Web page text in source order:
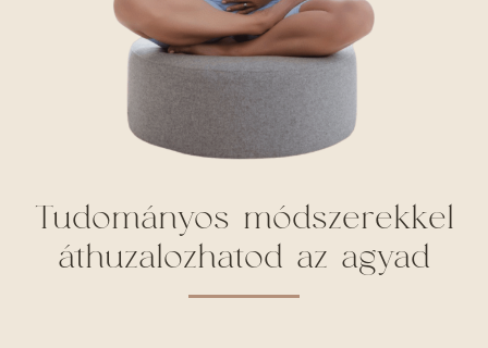
Tudományos módszerekkel
áthuzalozhatod az agyad